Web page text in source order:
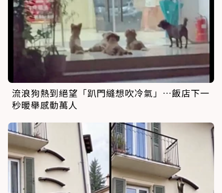
流浪狗熱到絕望「趴門縫想吹冷氣」…飯店下一
秒暖舉感動萬人